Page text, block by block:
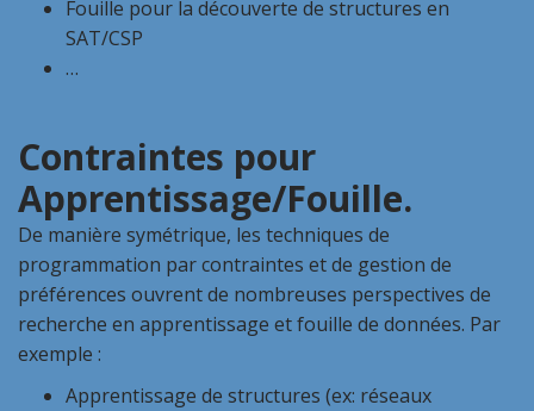
Fouille pour la découverte de structures en
SAT/CSP
…
Contraintes pour
Apprentissage/Fouille.
De manière symétrique, les techniques de
programmation par contraintes et de gestion de
préférences ouvrent de nombreuses perspectives de
recherche en apprentissage et fouille de données. Par
exemple :
Apprentissage de structures (ex: réseaux